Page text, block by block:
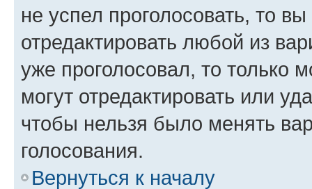
не успел проголосовать, то
отредактировать любой из
уже проголосовал, то только
могут отредактировать или
чтобы нельзя было менять
голосования.
Вернуться к началу